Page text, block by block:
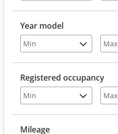
Registered occupancy
Mileage
Year model